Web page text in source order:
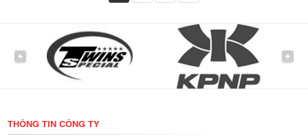
PREVIOUS NEXT
THÔNG TIN CÔNG TY